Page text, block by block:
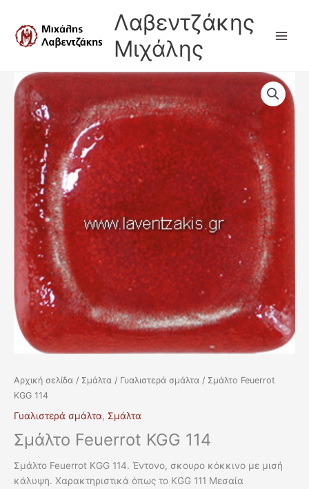
περιεχόμενο
Λαβεντζάκης
Μιχάλης
Αρχική σελίδα / Σμάλτα / Γυαλιστερά σμάλτα / Σμάλτο Feuerrot
KGG 114
Γυαλιστερά σμάλτα, Σμάλτα
Σμάλτο Feuerrot KGG 114
Σμάλτο Feuerrot KGG 114. Έντονο, σκουρο κόκκινο με μισή
κάλυψη. Χαρακτηριστικά όπως το KGG 111 Μεσαία